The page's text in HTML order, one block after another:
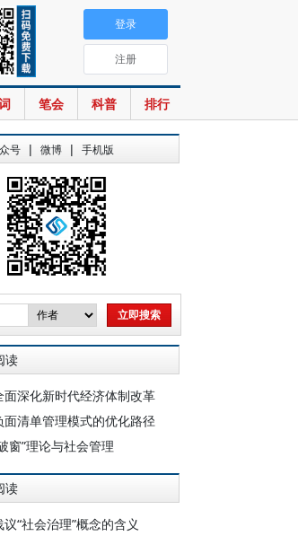
笔会 科普 排行
登录
注册
号 | 微博 | 手机版
读
面深化新时代经济体制改革
面清单管理模式的优化路径
窗”理论与社会管理
读
“社会治理”概念的含义